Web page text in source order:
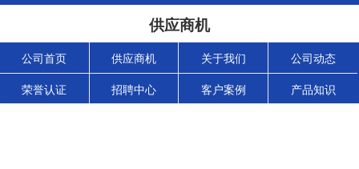
供应商机
公司首页 供应商机 关于我们 公司动态
荣誉认证 招聘中心 客户案例 产品知识